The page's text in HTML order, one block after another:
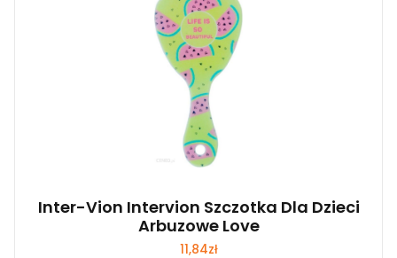
Inter-Vion Intervion Szczotka Dla Dzieci
Arbuzowe Love
11,84zł